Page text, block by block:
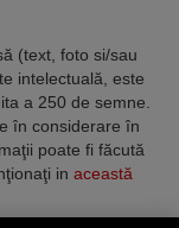
(text, foto si/sau
intelectuală, este
a 250 de semne.
în considerare în
poate fi făcută
in această